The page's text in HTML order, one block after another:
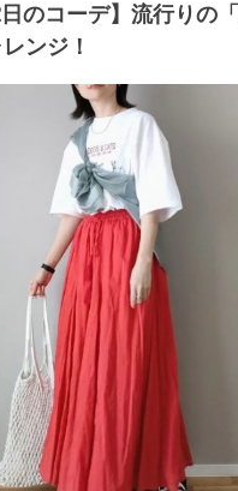
日のコーデ】流行りの
ンジ！